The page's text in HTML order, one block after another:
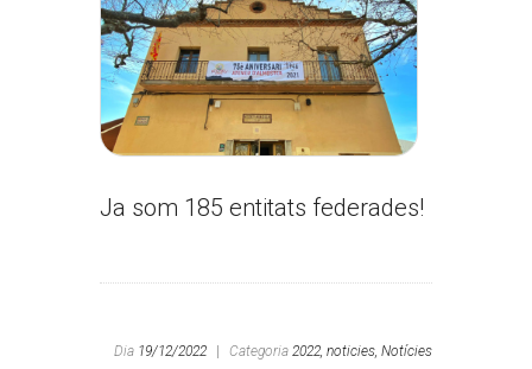
Ja som 185 entitats federades!
Dia 19/12/2022 Categoria 2022, noticies, Notícies